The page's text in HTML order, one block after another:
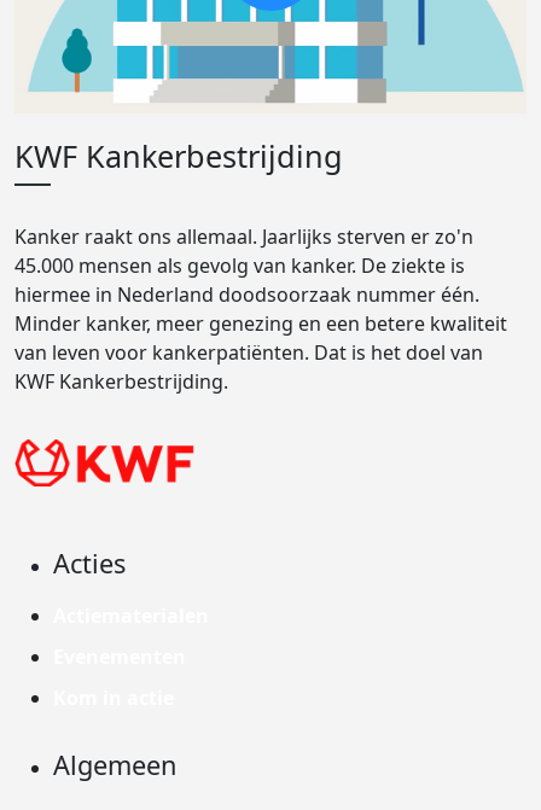
KWF Kankerbestrijding
Kanker raakt ons allemaal. Jaarlijks sterven er zo'n
45.000 mensen als gevolg van kanker. De ziekte is
hiermee in Nederland doodsoorzaak nummer één.
Minder kanker, meer genezing en een betere kwaliteit
van leven voor kankerpatiënten. Dat is het doel van
KWF Kankerbestrijding.
Acties
Algemeen